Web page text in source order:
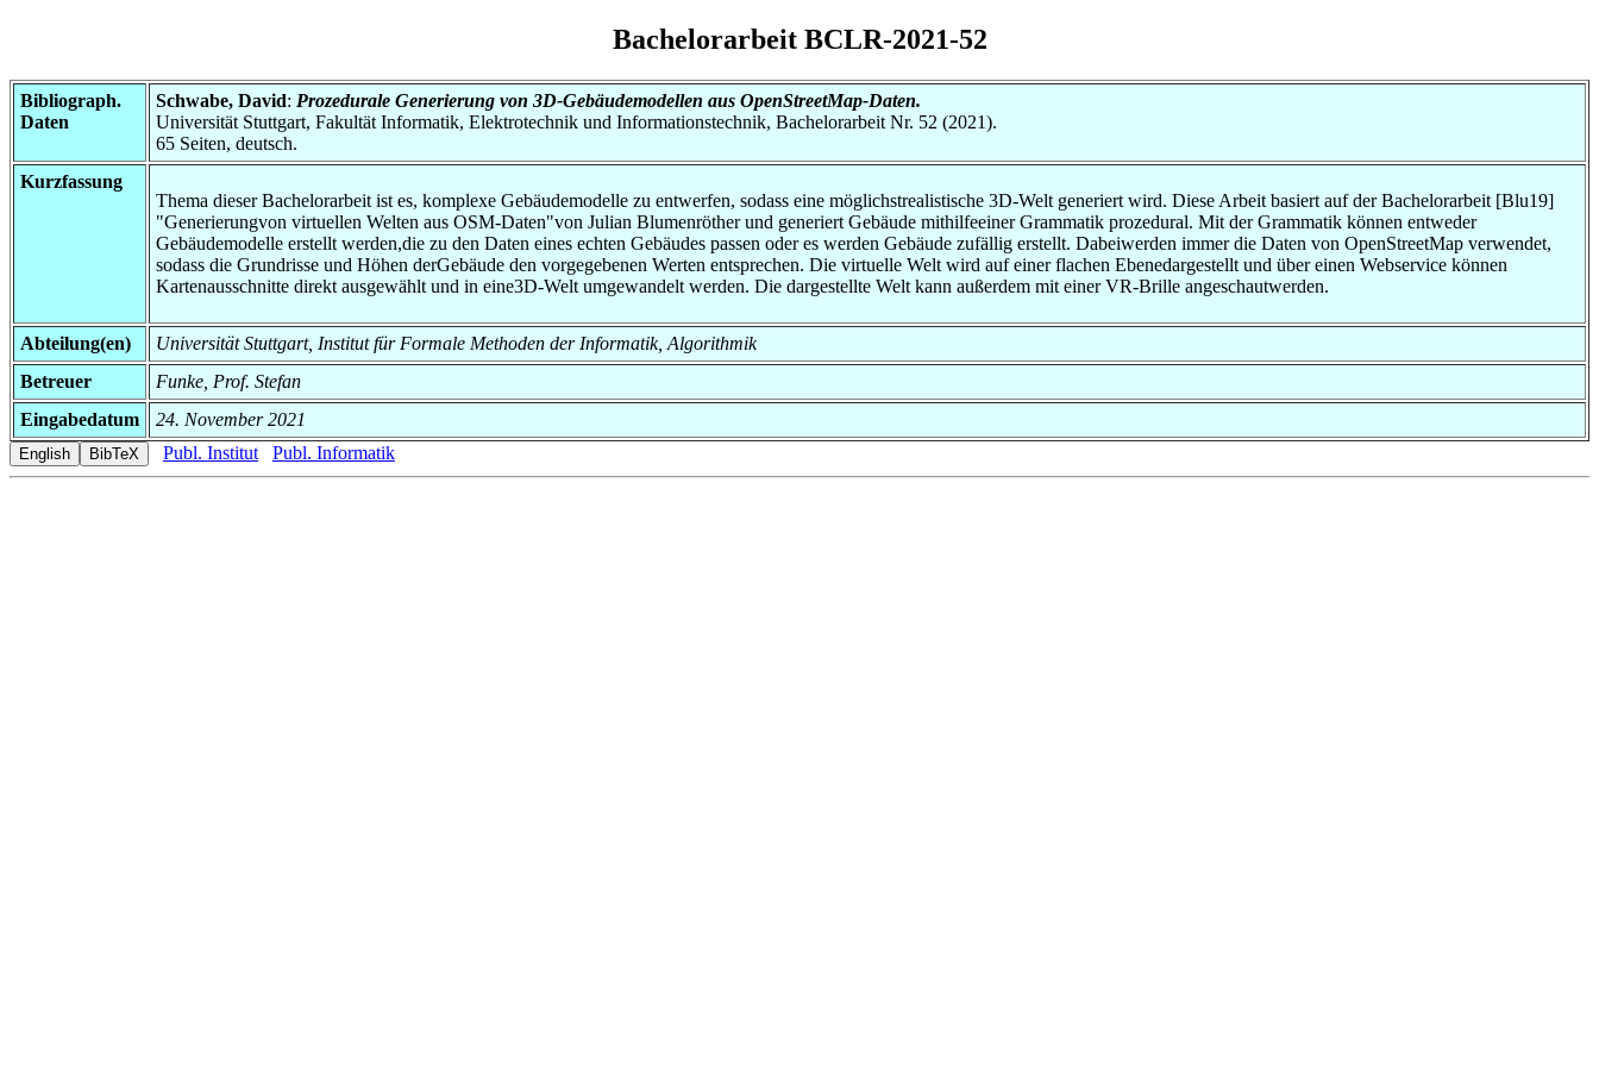
Bachelorarbeit BCLR-2021-52
Bibliograph.
Daten
Schwabe, David: Prozedurale Generierung von 3D-Gebäudemodellen aus OpenStreetMap-Daten.
Universität Stuttgart, Fakultät Informatik, Elektrotechnik und Informationstechnik, Bachelorarbeit Nr. 52 (2021).
65 Seiten, deutsch.
Kurzfassung
Thema dieser Bachelorarbeit ist es, komplexe Gebäudemodelle zu entwerfen, sodass eine möglichstrealistische 3D-Welt generiert wird. Diese Arbeit basiert auf der Bachelorarbeit [Blu19]
"Generierungvon virtuellen Welten aus OSM-Daten"von Julian Blumenröther und generiert Gebäude mithilfeeiner Grammatik prozedural. Mit der Grammatik können entweder
Gebäudemodelle erstellt werden,die zu den Daten eines echten Gebäudes passen oder es werden Gebäude zufällig erstellt. Dabeiwerden immer die Daten von OpenStreetMap verwendet,
sodass die Grundrisse und Höhen derGebäude den vorgegebenen Werten entsprechen. Die virtuelle Welt wird auf einer flachen Ebenedargestellt und über einen Webservice können
Kartenausschnitte direkt ausgewählt und in eine3D-Welt umgewandelt werden. Die dargestellte Welt kann außerdem mit einer VR-Brille angeschautwerden.
Abteilung(en)
Universität Stuttgart, Institut für Formale Methoden der Informatik, Algorithmik
Betreuer
Funke, Prof. Stefan
Eingabedatum
24. November 2021
Publ. Institut
Publ. Informatik